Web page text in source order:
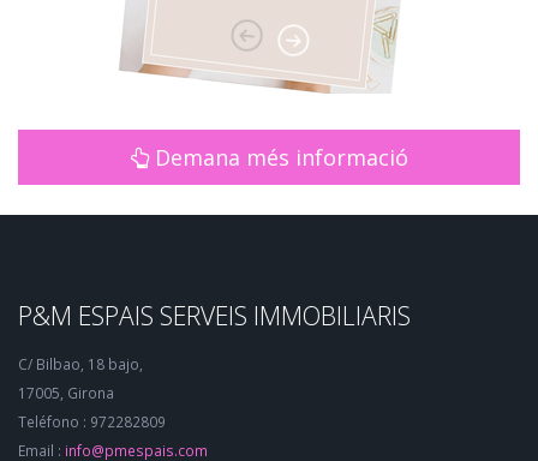
Demana més informació
P&M ESPAIS SERVEIS IMMOBILIARIS
C/ Bilbao, 18 bajo,
17005, Girona
Teléfono : 972282809
Email : info@pmespais.com